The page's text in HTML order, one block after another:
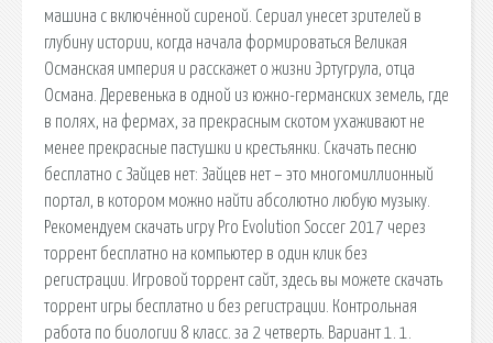
машина с включённой сиреной. Сериал унесет зрителей в
глубину истории, когда начала формироваться Великая
Османская империя и расскажет о жизни Эртугрула, отца
Османа. Деревенька в одной из южно-германских земель, где
в полях, на фермах, за прекрасным скотом ухаживают не
менее прекрасные пастушки и крестьянки. Скачать песню
бесплатно с Зайцев нет: Зайцев нет – это многомиллионный
портал, в котором можно найти абсолютно любую музыку.
Рекомендуем скачать игру Pro Evolution Soccer 2017 через
торрент бесплатно на компьютер в один клик без
регистрации. Игровой торрент сайт, здесь вы можете скачать
торрент игры бесплатно и без регистрации. Контрольная
работа по биологии 8 класс. за 2 четверть. Вариант 1. 1.